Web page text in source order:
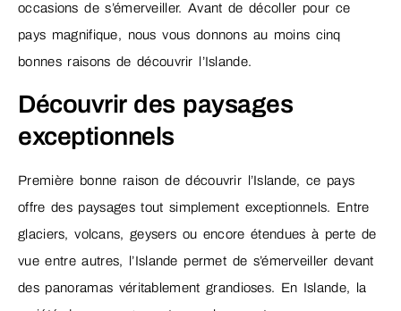
occasions de s’émerveiller. Avant de décoller pour ce
pays magnifique, nous vous donnons au moins cinq
bonnes raisons de découvrir l’Islande.
Découvrir des paysages
exceptionnels
Première bonne raison de découvrir l’Islande, ce pays
offre des paysages tout simplement exceptionnels. Entre
glaciers, volcans, geysers ou encore étendues à perte de
vue entre autres, l’Islande permet de s’émerveiller devant
des panoramas véritablement grandioses. En Islande, la